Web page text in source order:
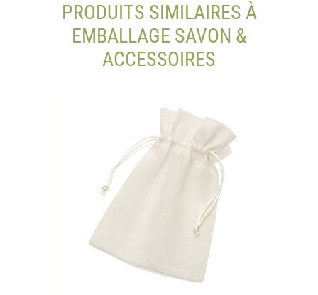
PRODUITS SIMILAIRES À
EMBALLAGE SAVON &
ACCESSOIRES